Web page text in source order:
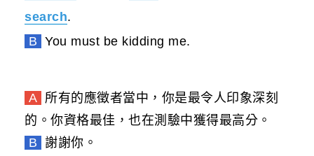
search.
B You must be kidding me.
A 所有的應徵者當中，你是最令人印象深刻
的。你資格最佳，也在測驗中獲得最高分。
B
謝謝你。